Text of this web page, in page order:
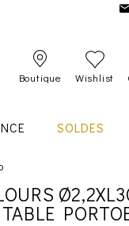
Boutique Wishlist
SOLDES